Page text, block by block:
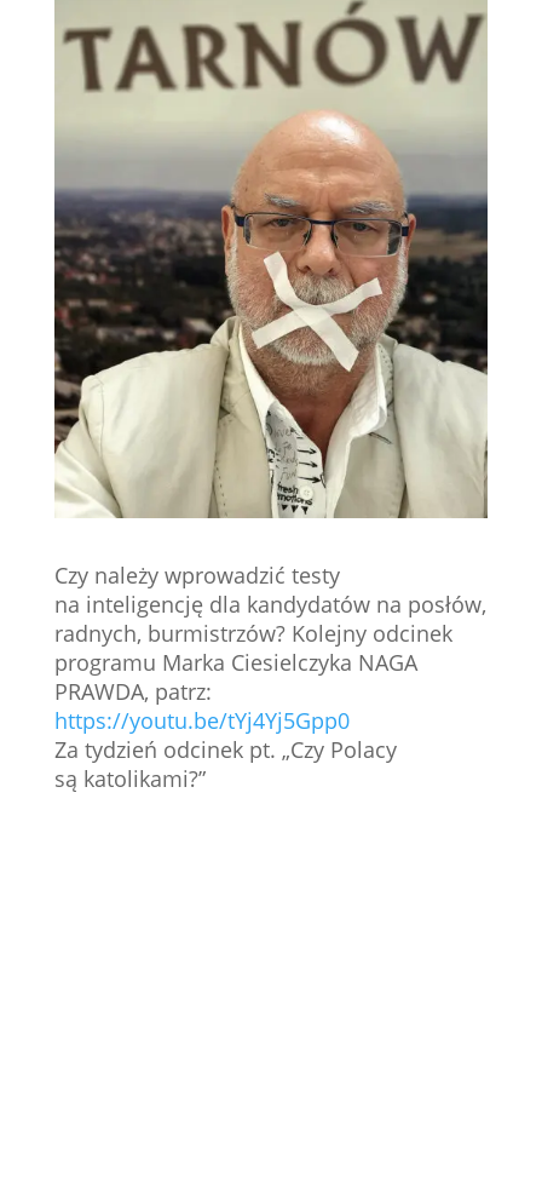
Czy należy wprowadzić testy
na inteligencję dla kandydatów na posłów,
radnych, burmistrzów? Kolejny odcinek
programu Marka Ciesielczyka NAGA
PRAWDA, patrz:
https://youtu.be/tYj4Yj5Gpp0
Za tydzień odcinek pt. „Czy Polacy
są katolikami?”